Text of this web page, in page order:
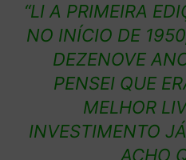
“LI A PRIMEIRA
NO INÍCIO DE
DEZENOVE
PENSEI QUE
MELHOR
INVESTIMENTO
ACHO